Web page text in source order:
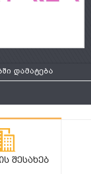
დამატება
Შესახებ